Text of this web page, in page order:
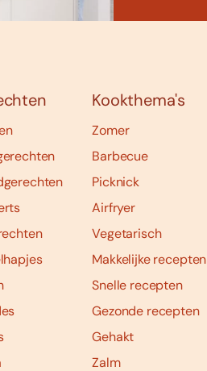
Kookthema's
Zomer
Barbecue
Picknick
Airfryer
Vegetarisch
Makkelijke recepten
Snelle recepten
Gezonde recepten
Gehakt
Zalm